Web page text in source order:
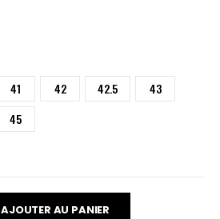
41 42 42.5
43
45
AJOUTER AU PANIER